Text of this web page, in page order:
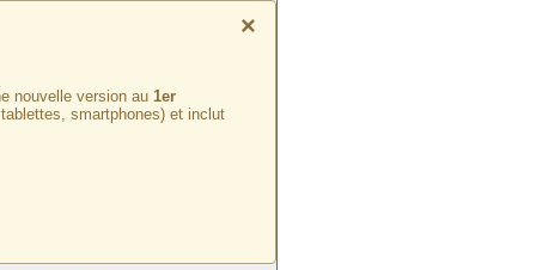
×
nouvelle version au 1er
smartphones) et inclut